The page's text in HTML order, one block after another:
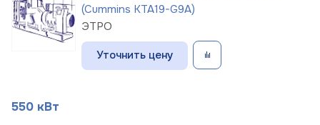
(Cummins KTA19-G9A)
ЭТРО
Уточнить цену
550 кВт